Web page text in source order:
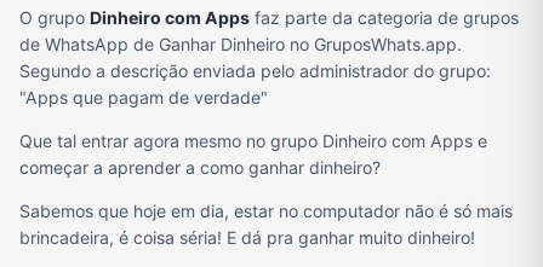
O grupo Dinheiro com Apps faz parte da categoria de grupos
de WhatsApp de Ganhar Dinheiro no GruposWhats.app.
Segundo a descrição enviada pelo administrador do grupo:
"Apps que pagam de verdade"
Que tal entrar agora mesmo no grupo Dinheiro com Apps e
começar a aprender a como ganhar dinheiro?
Sabemos que hoje em dia, estar no computador não é só mais
brincadeira, é coisa séria! E dá pra ganhar muito dinheiro!